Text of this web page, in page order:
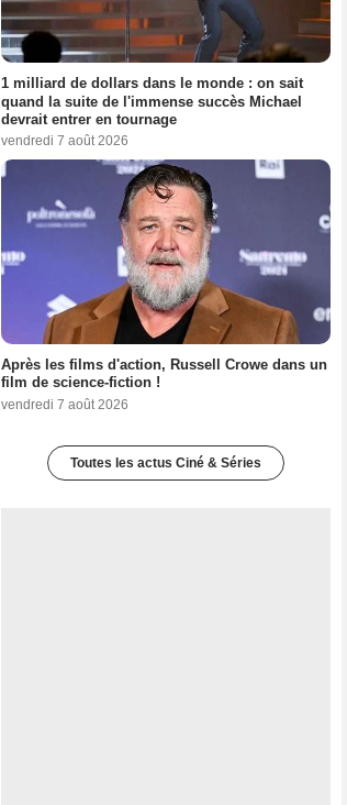
1 milliard de dollars dans le monde : on sait
quand la suite de l'immense succès Michael
devrait entrer en tournage
vendredi 7 août 2026
Après les films d'action, Russell Crowe dans un
film de science-fiction !
vendredi 7 août 2026
Toutes les actus Ciné & Séries